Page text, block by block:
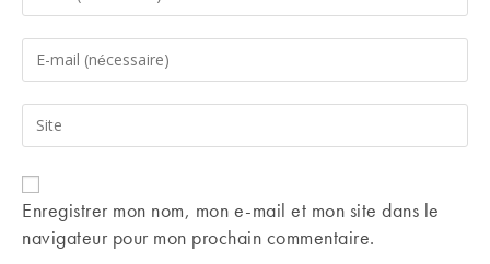
your
name
comment
Enter
your
email
address
comment
Saisir
l’URL
de
votre
(facultatif)
Enregistrer mon nom, mon e-mail et mon site dans le
navigateur pour mon prochain commentaire.